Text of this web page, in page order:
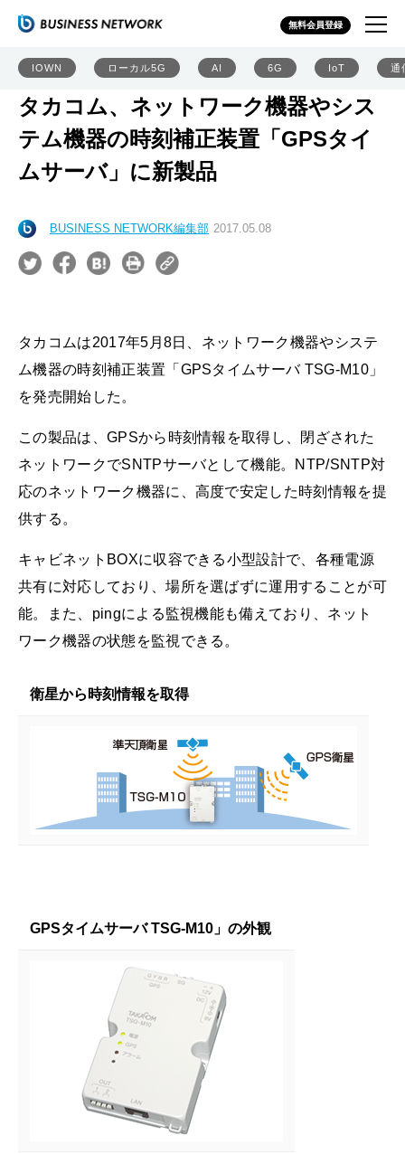
無料会員登録
IOWN ローカル5G AI 6G IoT 通
タカコム、ネットワーク機器やシス
テム機器の時刻補正装置「GPSタイ
ムサーバ」に新製品
BUSINESS NETWORK編集部 2017.05.08
タカコムは2017年5月8日、ネットワーク機器やシステ
ム機器の時刻補正装置「GPSタイムサーバ TSG-M10」
を発売開始した。
この製品は、GPSから時刻情報を取得し、閉ざされた
ネットワークでSNTPサーバとして機能。NTP/SNTP対
応のネットワーク機器に、高度で安定した時刻情報を提
供する。
キャビネットBOXに収容できる小型設計で、各種電源
共有に対応しており、場所を選ばずに運用することが可
能。また、pingによる監視機能も備えており、ネット
ワーク機器の状態を監視できる。
衛星から時刻情報を取得
GPSタイムサーバ TSG-M10」の外観